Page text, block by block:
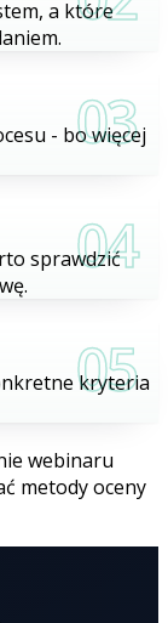
a które
03
- bo więcej
04
sprawdzić
05
kryteria
webinaru
metody oceny